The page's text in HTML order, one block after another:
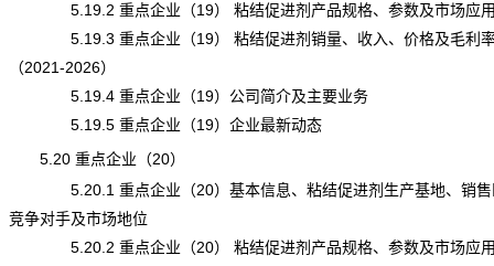
5.19.2 重点企业（19） 粘结促进剂产品规格、参数及市场应
5.19.3 重点企业（19） 粘结促进剂销量、收入、价格及毛利
（2021-2026）
5.19.4 重点企业（19）公司简介及主要业务
5.19.5 重点企业（19）企业最新动态
5.20 重点企业（20）
5.20.1 重点企业（20）基本信息、粘结促进剂生产基地、销售
竞争对手及市场地位
5.20.2 重点企业（20） 粘结促进剂产品规格、参数及市场应